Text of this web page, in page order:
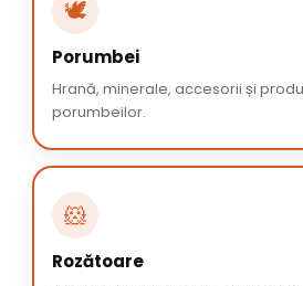
🕊️
Porumbei
Hrană, minerale, accesorii și
porumbeilor.
🐹
Rozătoare